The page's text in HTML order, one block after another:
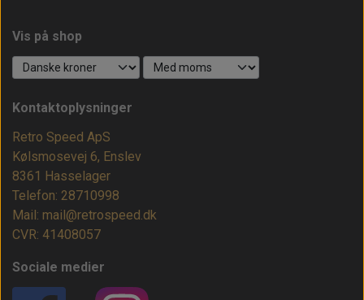
Vis på shop
Kontaktoplysninger
Retro Speed ApS
Kølsmosevej 6, Enslev
8361 Hasselager
Telefon: 28710998
Mail: mail@retrospeed.dk
CVR: 41408057
Sociale medier